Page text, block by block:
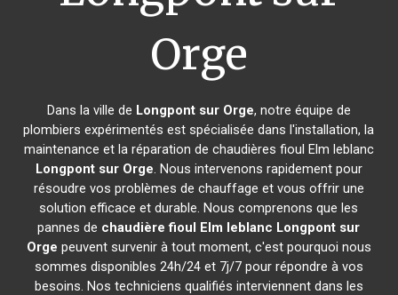
Orge
Dans la ville de Longpont sur Orge, notre équipe de
plombiers expérimentés est spécialisée dans l'installation, la
maintenance et la réparation de chaudières fioul Elm leblanc
Longpont sur Orge. Nous intervenons rapidement pour
résoudre vos problèmes de chauffage et vous offrir une
solution efficace et durable. Nous comprenons que les
pannes de chaudière fioul Elm leblanc Longpont sur
Orge peuvent survenir à tout moment, c'est pourquoi nous
sommes disponibles 24h/24 et 7j/7 pour répondre à vos
besoins. Nos techniciens qualifiés interviennent dans les